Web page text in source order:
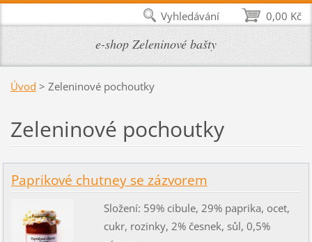
e-shop Zeleninové bašty
Úvod > Zeleninové pochoutky
Zeleninové pochoutky
Paprikové chutney se zázvorem
Složení: 59% cibule, 29% paprika, ocet,
cukr, rozinky, 2% česnek, sůl, 0,5%
0,00 Kč
Vyhledávání